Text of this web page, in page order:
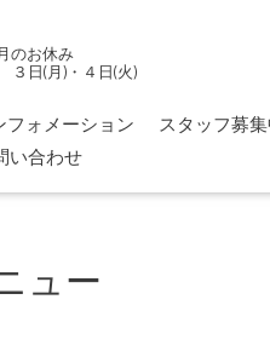
のお休み
日(月)・４日(火)
フォメーション スタッフ募集
い合わせ
ュー